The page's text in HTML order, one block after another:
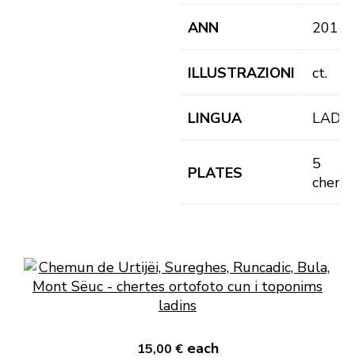
ANN 2013
ILLUSTRAZIONI ct.
LINGUA LAD
PLATES
5
15,00 € each